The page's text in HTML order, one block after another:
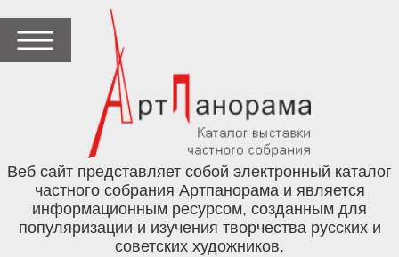
Веб сайт представляет собой электронный каталог
частного собрания Артпанорама и является
информационным ресурсом, созданным для
популяризации и изучения творчества русских и
советских художников.